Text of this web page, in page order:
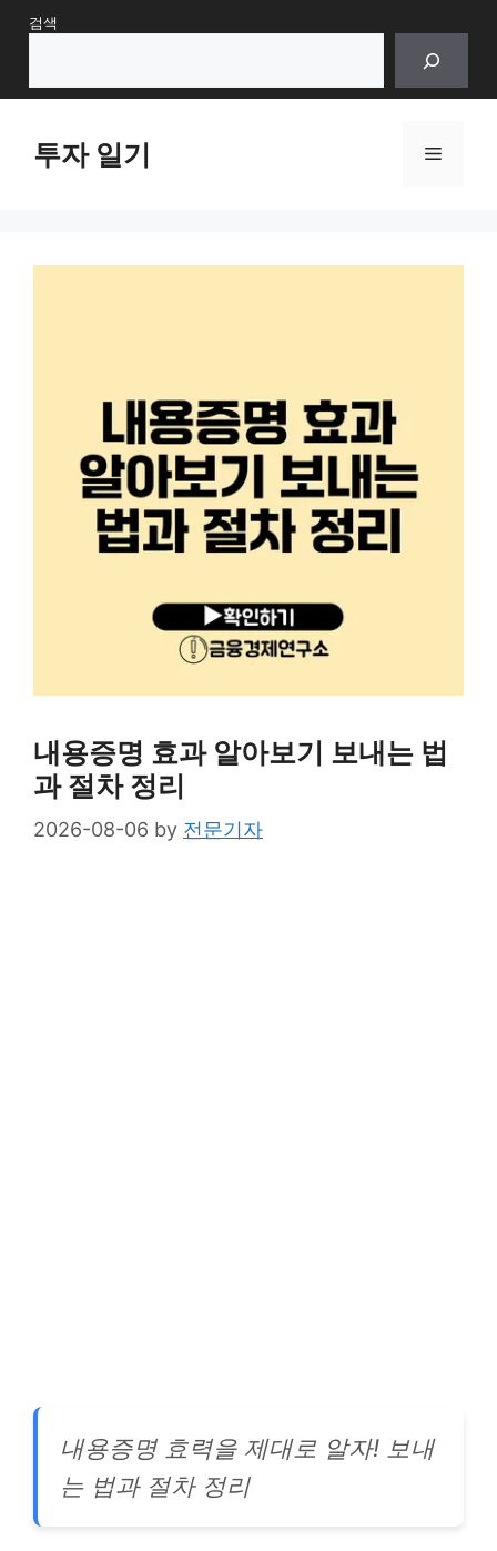
Skip검색
투자 일기 Menu
내용증명 효과 알아보기 보내는 법
과 절차 정리
2026-08-06 by 전문기자
내용증명 효력을 제대로 알자! 보내
는 법과 절차 정리